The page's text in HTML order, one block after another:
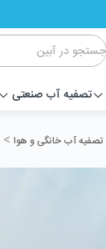
تصفیه آب صنعتی
تصفیه آب خانگی و هوا >